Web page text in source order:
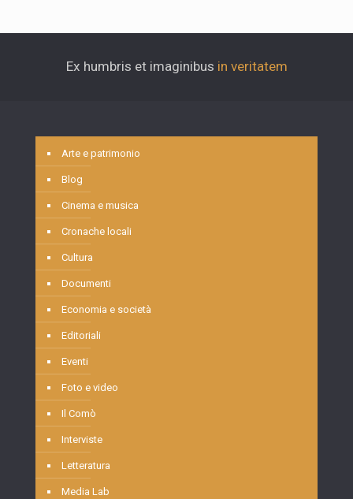
Ex humbris et imaginibus in veritatem
Arte e patrimonio
Blog
Cinema e musica
Cronache locali
Cultura
Documenti
Economia e società
Editoriali
Eventi
Foto e video
Il Comò
Interviste
Letteratura
Media Lab